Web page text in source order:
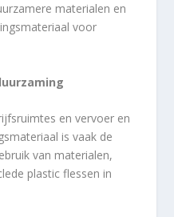
materialen en
voor
en vervoer en
is vaak de
van materialen,
plastic flessen in